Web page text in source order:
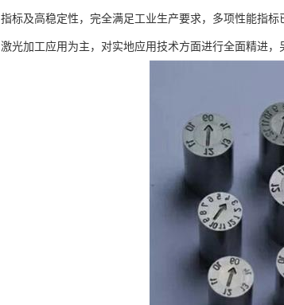
指标及高稳定性，完全满足工业生产要求，多项性能指
激光加工应用为主，对实地应用技术方面进行全面精进，